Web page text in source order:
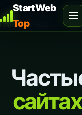
StartWeb
Top
Главная